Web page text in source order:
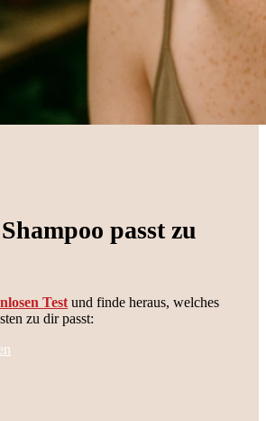
passt zu
Test und finde heraus, welches
zu dir passt: